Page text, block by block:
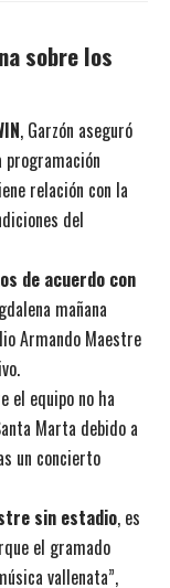
sobre los
, Garzón aseguró
programación
relación con la
del
de acuerdo con
mañana
Armando Maestre
el equipo no ha
Marta debido a
un concierto
sin estadio, es
el gramado
vallenata”,